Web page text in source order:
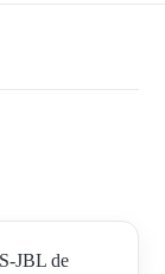
JBL de